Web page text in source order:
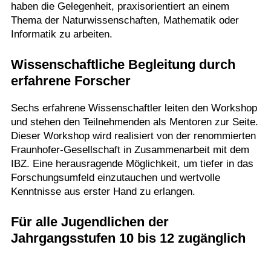
haben die Gelegenheit, praxisorientiert an einem
Thema der Naturwissenschaften, Mathematik oder
Informatik zu arbeiten.
Wissenschaftliche Begleitung durch
erfahrene Forscher
Sechs erfahrene Wissenschaftler leiten den Workshop
und stehen den Teilnehmenden als Mentoren zur Seite.
Dieser Workshop wird realisiert von der renommierten
Fraunhofer-Gesellschaft in Zusammenarbeit mit dem
IBZ. Eine herausragende Möglichkeit, um tiefer in das
Forschungsumfeld einzutauchen und wertvolle
Kenntnisse aus erster Hand zu erlangen.
Für alle Jugendlichen der
Jahrgangsstufen 10 bis 12 zugänglich